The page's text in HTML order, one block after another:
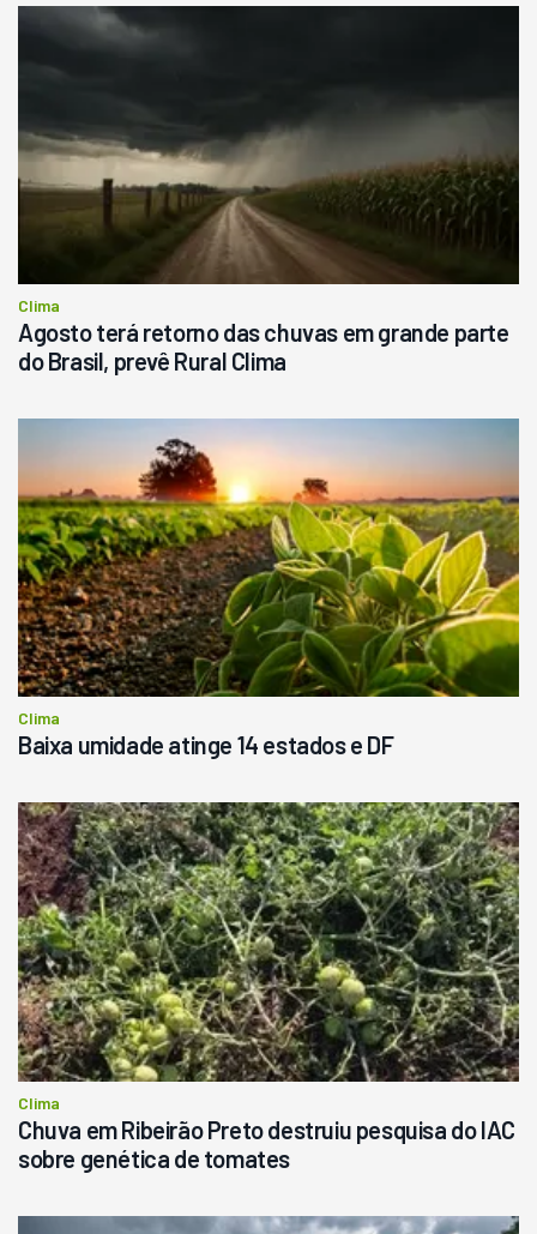
Usado
Pá Carregadeira Cat 966
R$ 145.000
Consultar
Clima
Agosto terá retorno das chuvas em grande parte
do Brasil, prevê Rural Clima
Clima
Baixa umidade atinge 14 estados e DF
Clima
Chuva em Ribeirão Preto destruiu pesquisa do IAC
sobre genética de tomates